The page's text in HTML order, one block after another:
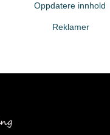
Oppdatere innhold
Reklamer